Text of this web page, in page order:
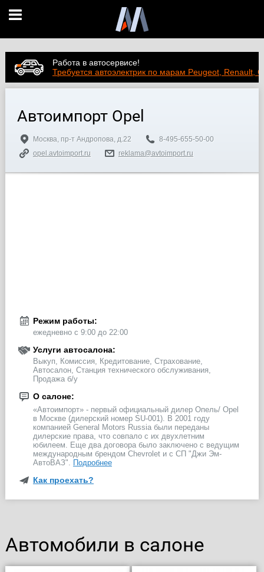
Работа в автосервисе!
Требуется автоэлектрик по марам Peugeot, Renault,
Автоимпорт Opel
Москва, пр-т Андропова, д.22
8-495-655-50-00
opel.avtoimport.ru
reklama@avtoimport.ru
Режим работы:
ежедневно с 9:00 до 22:00
Услуги автосалона:
Выкуп, Комиссия, Кредитование, Страхование,
Автосалон, Станция технического обслуживания,
Продажа б/у
О салоне:
«Автоимпорт» - первый официальный дилер Опель/ Opel
в Москве (дилерский номер SU-001). В 2001 году
компанией General Motors Russia были переданы
дилерские права, что совпало с их двухлетним
юбилеем. Еще два договора было заключено с ведущим
международным брендом Chevrolet и с СП "Джи Эм-
АвтоВАЗ". Подробнее
Как проехать?
Автомобили в салоне